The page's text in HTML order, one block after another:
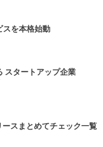
スを本格始動
スタートアップ企業
ースまとめてチェック一覧